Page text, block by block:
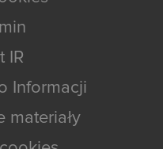
IR
Informacji
materiały